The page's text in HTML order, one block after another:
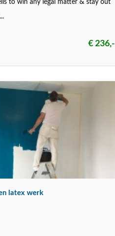
to win any legal matter & stay out
€ 236,-
latex werk